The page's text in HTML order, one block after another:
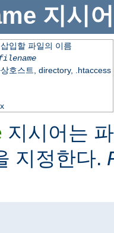
지시어
입할 파일의 이름
호스트, directory, .htaccess
지시어는
지정한다.